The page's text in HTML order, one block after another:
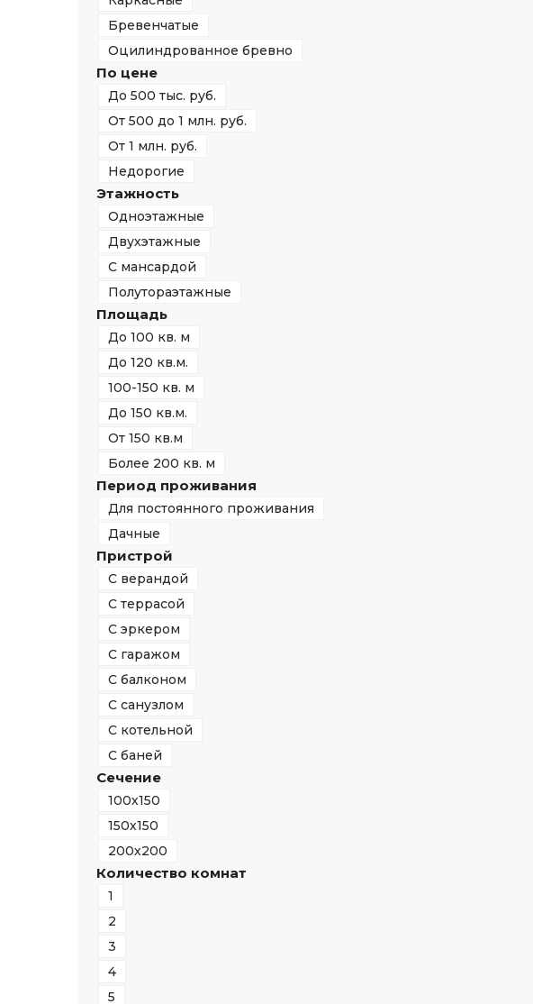
Бревенчатые
Оцилиндрованное бревно
По цене
До 500 тыс. руб.
От 500 до 1 млн. руб.
От 1 млн. руб.
Недорогие
Этажность
Одноэтажные
Двухэтажные
С мансардой
Полутораэтажные
Площадь
До 100 кв. м
До 120 кв.м.
100-150 кв. м
До 150 кв.м.
От 150 кв.м
Более 200 кв. м
Период проживания
Для постоянного проживания
Дачные
Пристрой
С верандой
С террасой
С эркером
С гаражом
С балконом
С санузлом
С котельной
С баней
Сечение
100х150
150х150
200х200
Количество комнат
1
2
3
4
5